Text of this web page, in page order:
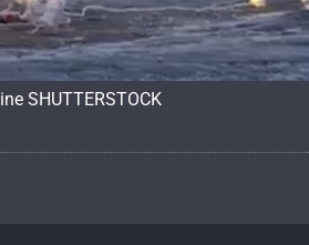
SHUTTERSTOCK